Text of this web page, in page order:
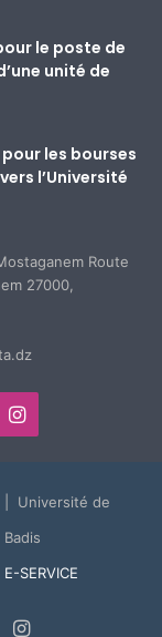
le poste de
unité de
les bourses
l’Université
Route
27000,
Instagram
| Université de
E-SERVICE
Instagram